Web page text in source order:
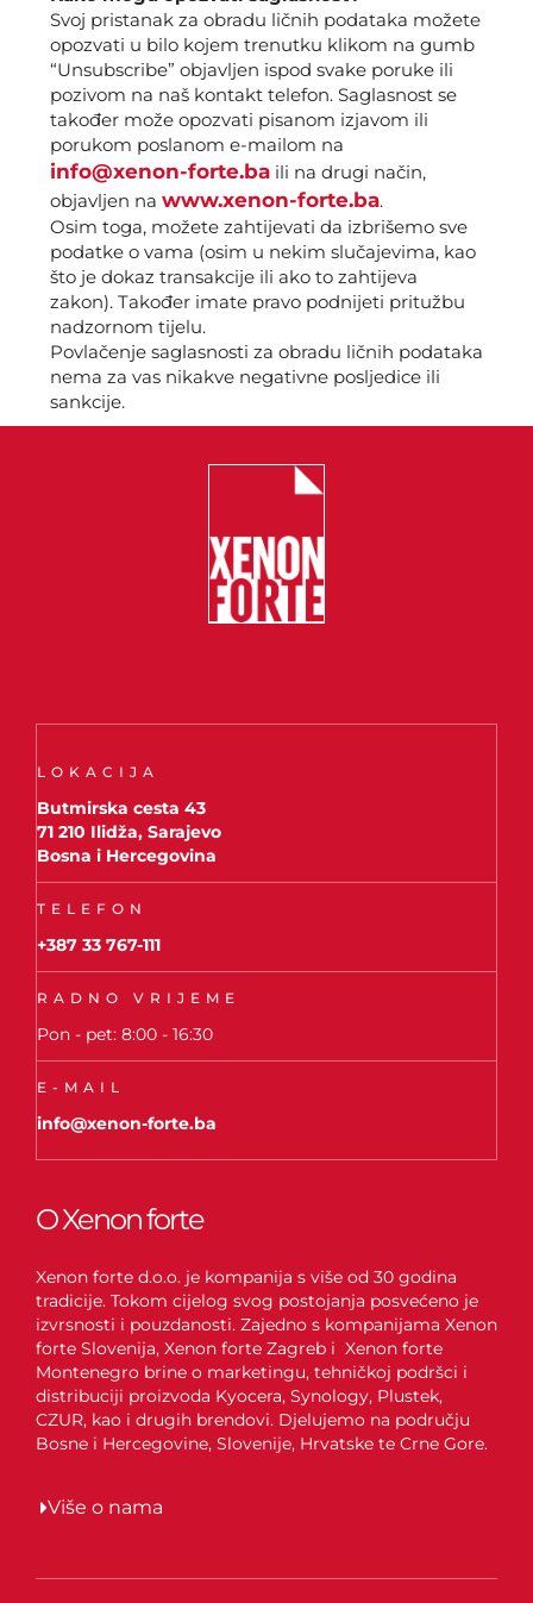
Svoj pristanak za obradu ličnih podataka možete
opozvati u bilo kojem trenutku klikom na gumb
“Unsubscribe” objavljen ispod svake poruke ili
pozivom na naš kontakt telefon. Saglasnost se
također može opozvati pisanom izjavom ili
porukom poslanom e-mailom na
info@xenon-forte.ba ili na drugi način,
objavljen na www.xenon-forte.ba.
Osim toga, možete zahtijevati da izbrišemo sve
podatke o vama (osim u nekim slučajevima, kao
što je dokaz transakcije ili ako to zahtijeva
zakon). Također imate pravo podnijeti pritužbu
nadzornom tijelu.
Povlačenje saglasnosti za obradu ličnih podataka
nema za vas nikakve negativne posljedice ili
sankcije.
LOKACIJA
Butmirska cesta 43
71 210 Ilidža, Sarajevo
Bosna i Hercegovina
TELEFON
+387 33 767-111
RADNO VRIJEME
Pon - pet: 8:00 - 16:30
E-MAIL
info@xenon-forte.ba
O Xenon forte
Xenon forte d.o.o. je kompanija s više od 30 godina
tradicije. Tokom cijelog svog postojanja posvećeno je
izvrsnosti i pouzdanosti. Zajedno s kompanijama Xenon
forte Slovenija, Xenon forte Zagreb i Xenon forte
Montenegro brine o marketingu, tehničkoj podršci i
distribuciji proizvoda Kyocera, Synology, Plustek,
CZUR, kao i drugih brendovi. Djelujemo na području
Bosne i Hercegovine, Slovenije, Hrvatske te Crne Gore.
Više o nama